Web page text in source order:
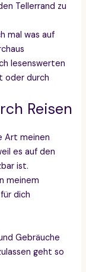
Tellerrand zu
mal was auf
lesenswerten
oder durch
Reisen
Art meinen
es auf den
ist.
meinem
dich
Gebräuche
geht so